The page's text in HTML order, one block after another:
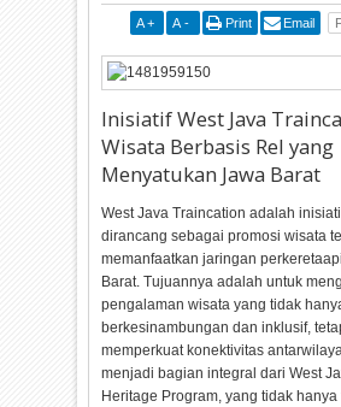
A + A - Print Email
Inisiatif West Java
Wisata Berbasis Rel yang
Menyatukan Jawa Barat
West Java Traincation adalah
dirancang sebagai promosi wisata
memanfaatkan jaringan
Barat. Tujuannya adalah untuk
pengalaman wisata yang tidak
berkesinambungan dan inklusif,
memperkuat konektivitas
menjadi bagian integral dari West
Heritage Program, yang tidak